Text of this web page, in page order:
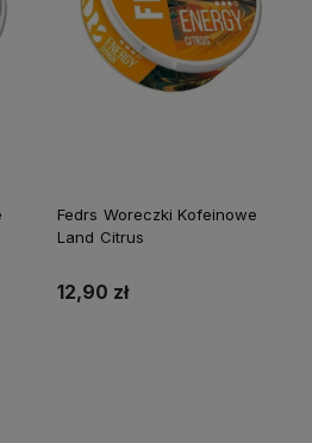
Fedrs Woreczki Kofeinowe
Land Citrus
12,90 zł